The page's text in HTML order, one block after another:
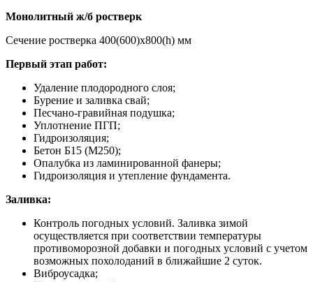
Монолитный ж/б ростверк
Сечение ростверка 400(600)х800(h) мм
Первый этап работ:
Удаление плодородного слоя;
Бурение и заливка свай;
Песчано-гравийная подушка;
Уплотнение ПГП;
Гидроизоляция;
Бетон Б15 (М250);
Опалубка из ламинированной фанеры;
Гидроизоляция и утепление фундамента.
Заливка:
Контроль погодных условий. Заливка зимой
осуществляется при соответствии температуры
противоморозной добавки и погодных условий с учетом
возможных похолоданий в ближайшие 2 суток.
Виброусадка;